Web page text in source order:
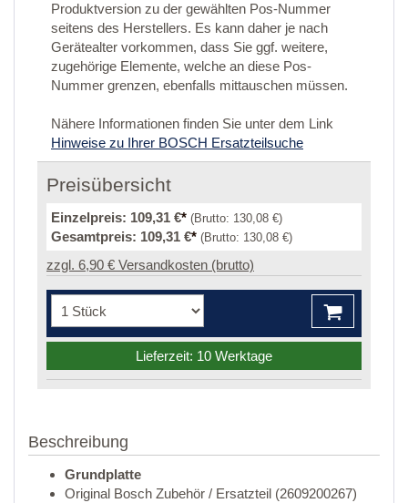
Produktversion zu der gewählten Pos-Nummer
seitens des Herstellers. Es kann daher je nach
Gerätealter vorkommen, dass Sie ggf. weitere,
zugehörige Elemente, welche an diese Pos-
Nummer grenzen, ebenfalls mittauschen müssen.
Nähere Informationen finden Sie unter dem Link
Hinweise zu Ihrer BOSCH Ersatzteilsuche
Preisübersicht
Einzelpreis: 109,31 €* (Brutto: 130,08 €)
Gesamtpreis: 109,31 €* (Brutto: 130,08 €)
zzgl. 6,90 € Versandkosten (brutto)
Lieferzeit: 10 Werktage
Beschreibung
Grundplatte
Original Bosch Zubehör / Ersatzteil (2609200267)